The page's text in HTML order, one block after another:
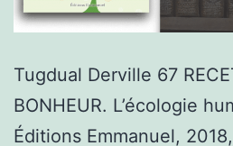
Tugdual Derville 67
BONHEUR. L’écologie
Éditions Emmanuel,